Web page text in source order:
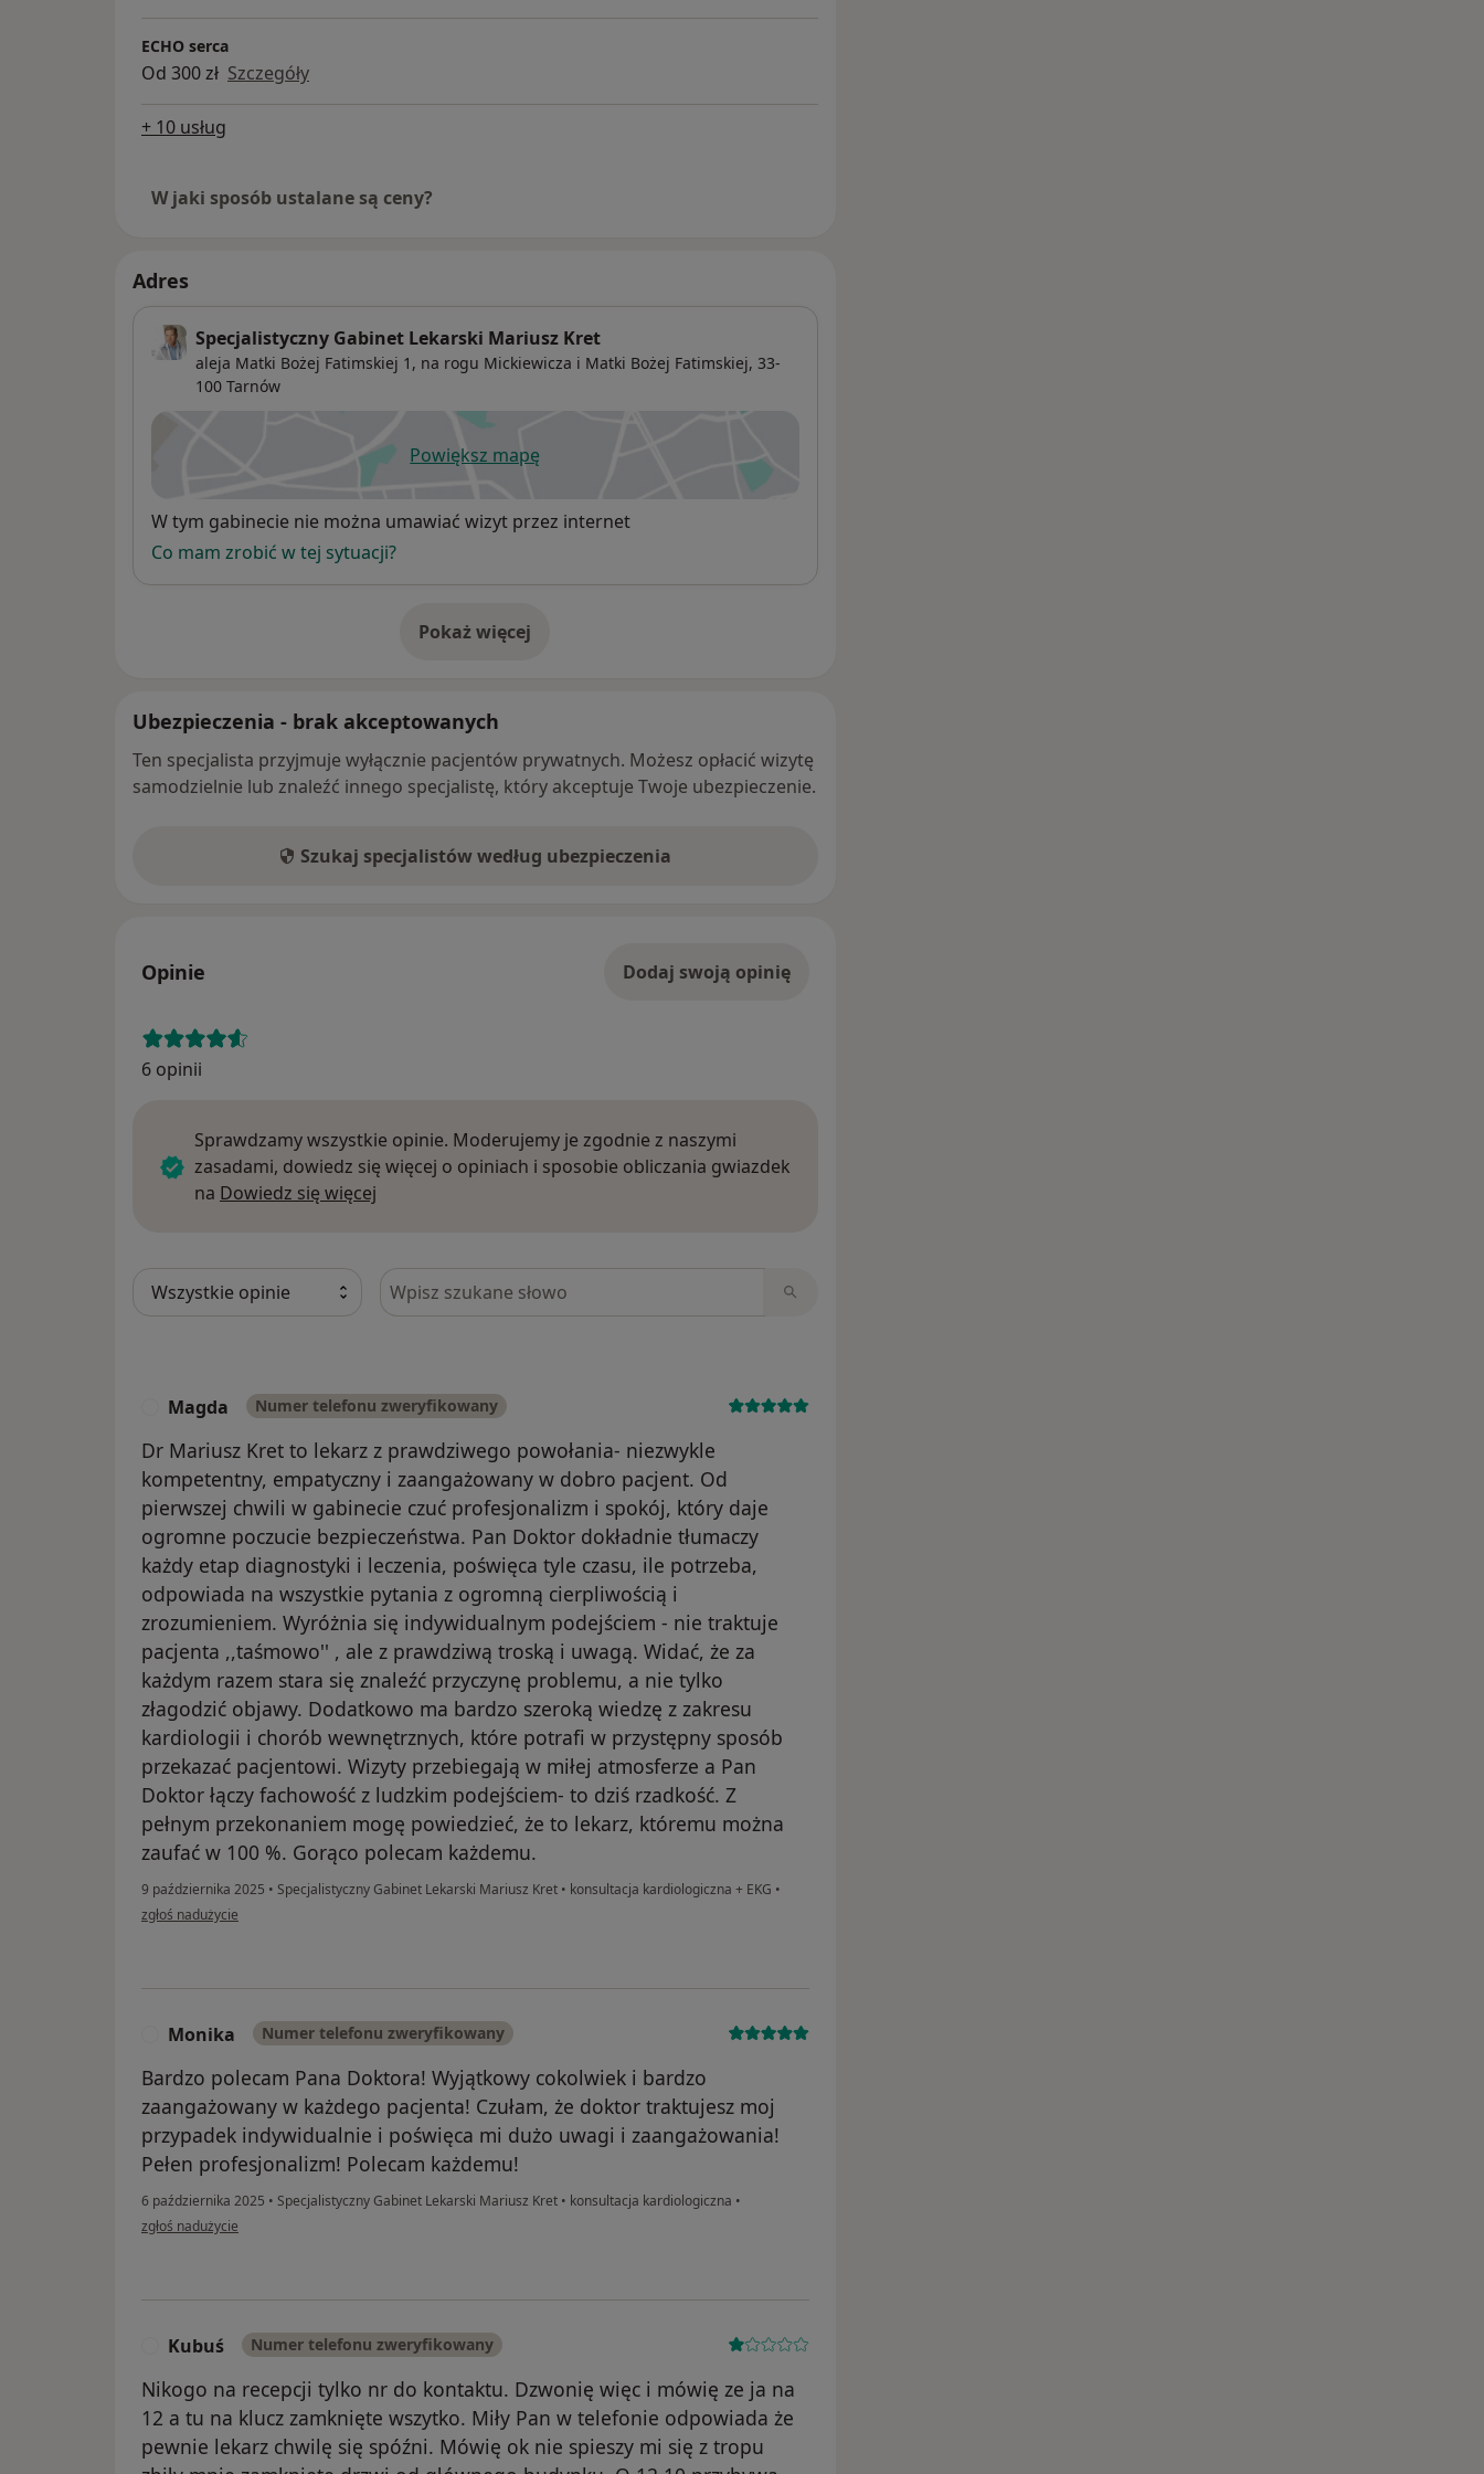
ECHO serca
Od 300 zł Szczegóły
+ 10 usług
W jaki sposób ustalane są ceny?
Adres
Specjalistyczny Gabinet Lekarski Mariusz Kret
aleja Matki Bożej Fatimskiej 1, na rogu Mickiewicza i Matki Bożej Fatimskiej, 33-
100 Tarnów
Powiększ mapęotwiera się w nowej karcie
Dostępność
W tym gabinecie nie można umawiać wizyt przez internet
Co mam zrobić w tej sytuacji?
Pokaż więcej
o adresie
Ubezpieczenia - brak akceptowanych
Ten specjalista przyjmuje wyłącznie pacjentów prywatnych. Możesz opłacić wizytę
samodzielnie lub znaleźć innego specjalistę, który akceptuje Twoje ubezpieczenie.
Szukaj specjalistów według ubezpieczenia
Opinie Dodaj swoją opinię
6 opinii
Sprawdzamy wszystkie opinie. Moderujemy je zgodnie z naszymi
zasadami, dowiedz się więcej o opiniach i sposobie obliczania gwiazdek
na Dowiedz się więcej
Szukaj w opiniach
Magda Numer telefonu zweryfikowany
Dr Mariusz Kret to lekarz z prawdziwego powołania- niezwykle
kompetentny, empatyczny i zaangażowany w dobro pacjent. Od
pierwszej chwili w gabinecie czuć profesjonalizm i spokój, który daje
ogromne poczucie bezpieczeństwa. Pan Doktor dokładnie tłumaczy
każdy etap diagnostyki i leczenia, poświęca tyle czasu, ile potrzeba,
odpowiada na wszystkie pytania z ogromną cierpliwością i
zrozumieniem. Wyróżnia się indywidualnym podejściem - nie traktuje
pacjenta ,,taśmowo'' , ale z prawdziwą troską i uwagą. Widać, że za
każdym razem stara się znaleźć przyczynę problemu, a nie tylko
złagodzić objawy. Dodatkowo ma bardzo szeroką wiedzę z zakresu
kardiologii i chorób wewnętrznych, które potrafi w przystępny sposób
przekazać pacjentowi. Wizyty przebiegają w miłej atmosferze a Pan
Doktor łączy fachowość z ludzkim podejściem- to dziś rzadkość. Z
pełnym przekonaniem mogę powiedzieć, że to lekarz, któremu można
zaufać w 100 %. Gorąco polecam każdemu.
9 października 2025 • Specjalistyczny Gabinet Lekarski Mariusz Kret • konsultacja kardiologiczna + EKG •
w opinii użytkownika Magda
zgłoś nadużycie
Monika Numer telefonu zweryfikowany
Bardzo polecam Pana Doktora! Wyjątkowy cokolwiek i bardzo
zaangażowany w każdego pacjenta! Czułam, że doktor traktujesz moj
przypadek indywidualnie i poświęca mi dużo uwagi i zaangażowania!
Pełen profesjonalizm! Polecam każdemu!
6 października 2025 • Specjalistyczny Gabinet Lekarski Mariusz Kret • konsultacja kardiologiczna •
w opinii użytkownika Monika
zgłoś nadużycie
Kubuś Numer telefonu zweryfikowany
Nikogo na recepcji tylko nr do kontaktu. Dzwonię więc i mówię ze ja na
12 a tu na klucz zamknięte wszytko. Miły Pan w telefonie odpowiada że
pewnie lekarz chwilę się spóźni. Mówię ok nie spieszy mi się z tropu